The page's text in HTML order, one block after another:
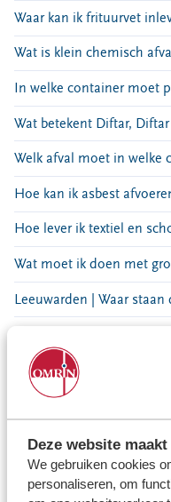
Deze website
We gebruiken cookies
personaliseren, om
VeeIgestelde vragen
Pers
Voor gemeenten
Voor leveranciers en
Waar kan ik frituurvet
Wat is klein chemisch
In welke container moet
Wat betekent Diftar,
Welk afval moet in welke
Hoe kan ik asbest
Hoe lever ik textiel en
Wat moet ik doen met
Leeuwarden | Waar
Wanneer zijn de
Wat moet ik doen met
heliumflessen?
Wat gebeurt er met